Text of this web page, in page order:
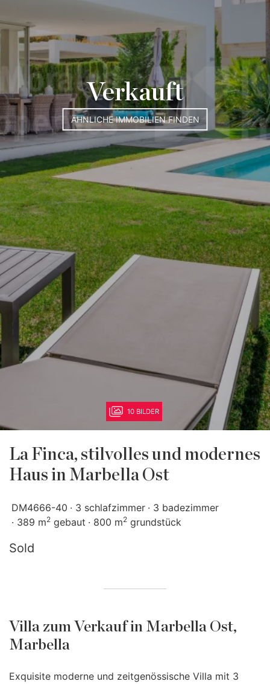
Verkauft
ÄHNLICHE IMMOBILIEN FINDEN
10 BILDER
La Finca, stilvolles und modernes
Haus in Marbella Ost
DM4666-40 3 schlafzimmer
3 badezimmer
389 m2 gebaut 800 m2 grundstück
Sold
Villa zum Verkauf in Marbella Ost,
Marbella
Exquisite moderne und zeitgenössische Villa mit 3